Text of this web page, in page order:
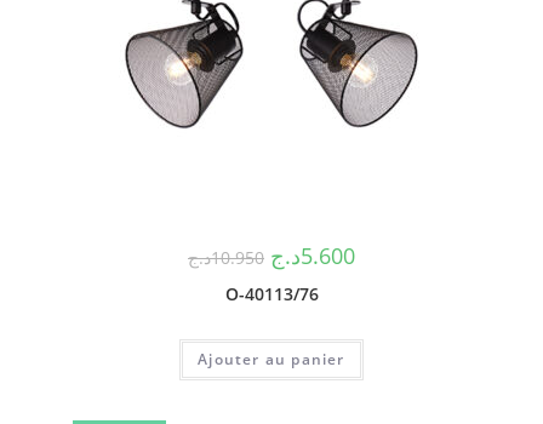
10.950د.ج 5.600د.ج
O-40113/76
Ajouter au panier